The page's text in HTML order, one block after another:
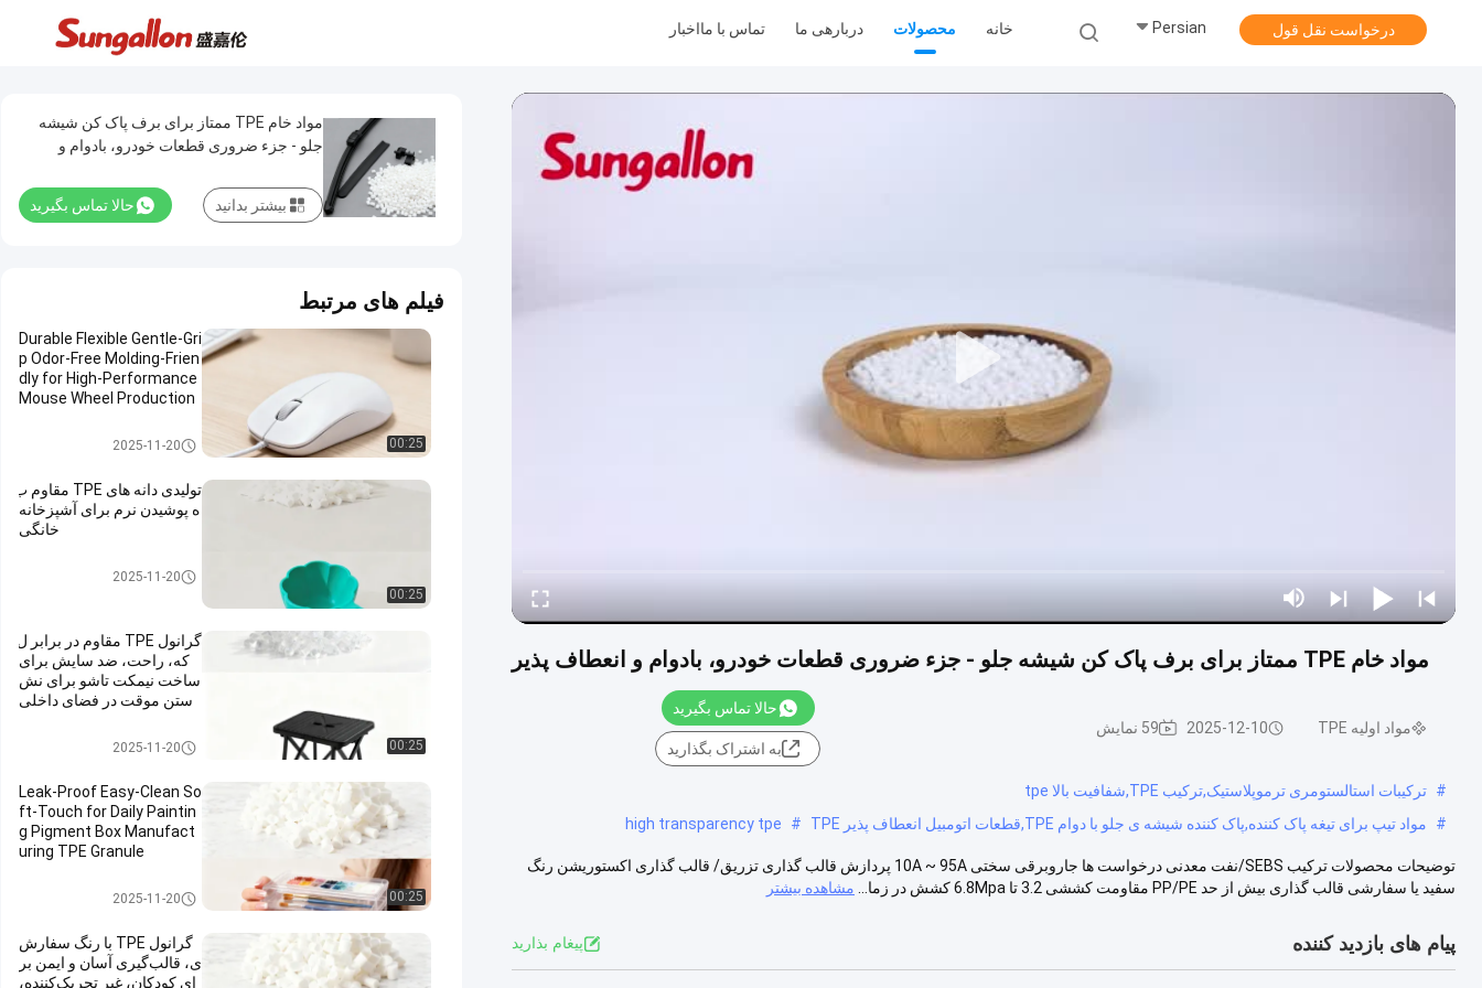
خانه محصولات دربارهی ما تماس با مااخبار Persian درخواست نقل قول
مواد خام TPE ممتاز برای برف پاک کن شیشه جلو - جزء ضروری قطعات خودرو، بادوام و انعطاف پذیر
مواد اولیه TPE 2025-12-10 59 نمایش
حالا تماس بگیرید
به اشتراک بگذارید
# ترکیبات استالستومری ترموپلاستیک,ترکیب TPE,شفافیت بالا tpe
#
مواد تیپ برای تیغه پاک کننده,پاک کننده شیشه ی جلو با دوام TPE,قطعات اتومبیل انعطاف پذیر TPE #
high transparency tpe
توضیحات محصولات ترکیب SEBS/نفت معدنی درخواست ها جاروبرقی سختی 10A ~ 95A پردازش قالب گذاری تزریق/ قالب گذاری اکستوریشن رنگ
سفید یا سفارشی قالب گذاری بیش از حد PP/PE مقاومت کششی 3.2 تا 6.8Mpa کشش در زما...
مشاهده بیشتر
پیام های بازدید کننده پيغام بذاريد
مواد خام TPE ممتاز برای برف پاک کن شیشه
جلو - جزء ضروری قطعات خودرو، بادوام و
حالا تماس بگیرید بیشتر بدانید
فیلم های مرتبط
00:25
Durable Flexible Gentle-Gri
p Odor-Free Molding-Frien
dly for High-Performance
Mouse Wheel Production
2025-11-20
00:25
تولیدی دانه های TPE مقاوم ب
ه پوشیدن نرم برای آشپزخانه
خانگی
2025-11-20
00:25
گرانول TPE مقاوم در برابر ل
که، راحت، ضد سایش برای
ساخت نیمکت تاشو برای نش
ستن موقت در فضای داخلی
2025-11-20
00:25
Leak-Proof Easy-Clean So
ft-Touch for Daily Paintin
g Pigment Box Manufact
uring TPE Granule
2025-11-20
گرانول TPE با رنگ سفارش
ی، قالب‌گیری آسان و ایمن بر
ای کودکان، غیر تحریک‌کننده،